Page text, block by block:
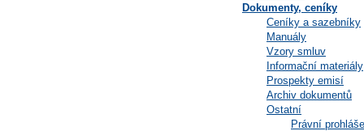
Dokumenty, ceníky
Ceníky a sazebníky
Manuály
Vzory smluv
Informační materiály
Prospekty emisí
Archiv dokumentů
Ostatní
Právní